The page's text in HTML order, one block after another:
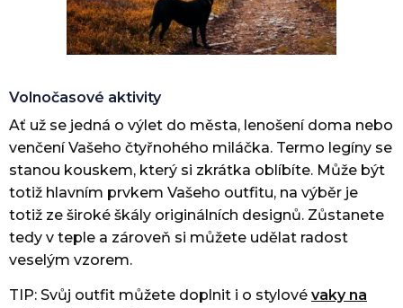
Volnočasové aktivity
Ať už se jedná o výlet do města, lenošení doma nebo
venčení Vašeho čtyřnohého miláčka. Termo legíny se
stanou kouskem, který si zkrátka oblíbíte. Může být
totiž hlavním prvkem Vašeho outfitu, na výběr je
totiž ze široké škály originálních designů. Zůstanete
tedy v teple a zároveň si můžete udělat radost
veselým vzorem.
TIP: Svůj outfit můžete doplnit i o stylové vaky na